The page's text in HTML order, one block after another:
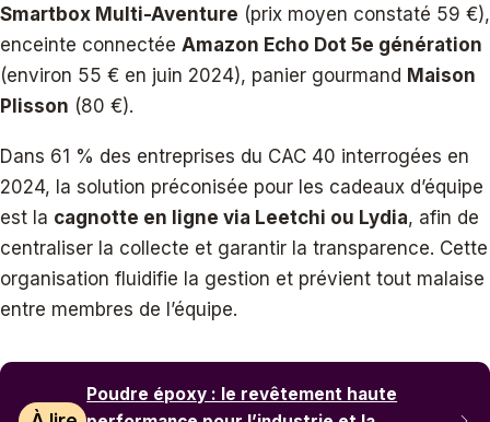
Smartbox Multi-Aventure (prix moyen constaté 59 €),
enceinte connectée Amazon Echo Dot 5e génération
(environ 55 € en juin 2024), panier gourmand Maison
Plisson (80 €).
Dans 61 % des entreprises du CAC 40 interrogées en
2024, la solution préconisée pour les cadeaux d’équipe
est la cagnotte en ligne via Leetchi ou Lydia, afin de
centraliser la collecte et garantir la transparence. Cette
organisation fluidifie la gestion et prévient tout malaise
entre membres de l’équipe.
Poudre époxy : le revêtement haute